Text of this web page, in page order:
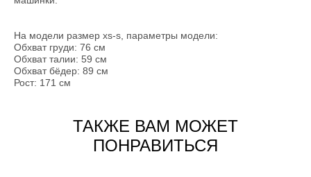
На модели размер xs-s, параметры модели:
Обхват груди: 76 см
Обхват талии: 59 см
Обхват бёдер: 89 см
Рост: 171 см
ТАКЖЕ ВАМ МОЖЕТ
ПОНРАВИТЬСЯ